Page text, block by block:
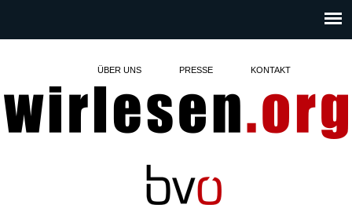
ÜBER UNS PRESSE KONTAKT